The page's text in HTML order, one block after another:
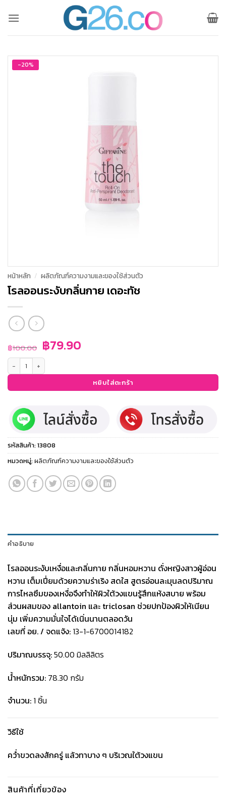
-20%
หน้าหลัก / ผลิตภัณฑ์ความงามและของใช้ส่วนตัว
โรลออนระงับกลิ่นกาย เดอะทัช
฿100.00 Original
price
was:
฿79.90Current
฿79.90.
จำนวน โรลออนระงับกลิ่นกาย เดอะทัช ชิ้น
หยิบใส่ตะกร้า
รหัสสินค้า:13808
หมวดหมู่:ผลิตภัณฑ์ความงามและของใช้ส่วนตัว
คำอธิบาย
โรลออนระงับเหงื่อและกลิ่นกาย กลิ่นหอมหวาน ดั่งหญิงสาวผู้อ่อน
หวาน เต็มเปี่ยมด้วยความร่าเริง สดใส สูตรอ่อนละมุนลดปริมาณ
การไหลซึมของเหงื่อจึงทำให้ผิวใต้วงแขนรู้สึกแห้งสบาย พร้อม
ส่วนผสมของ allantoin และ triclosan ช่วยปกป้องผิวให้เนียน
นุ่ม เพิ่มความมั่นใจได้เนิ่นนานตลอดวัน
เลขที่ อย. / จดแจ้ง: 13-1-6700014182
ปริมาณบรรจุ:50.00 มิลลิลิตร
น้ำหนักรวม: 78.30 กรัม
จำนวน: 1 ชิ้น
วิธีใช้
คว่ำขวดลงสักครู่ แล้วทาบาง ๆ บริเวณใต้วงแขน
สินค้าที่เกี่ยวข้อง